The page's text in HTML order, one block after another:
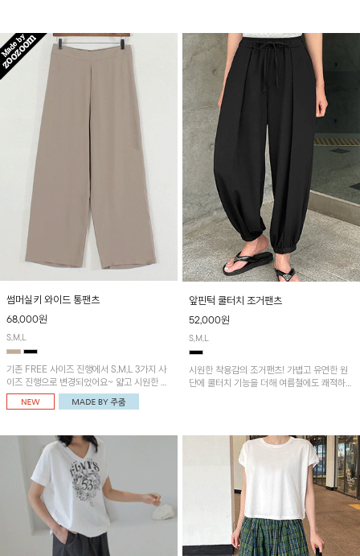
썸머실키 와이드 통팬츠
68,000원
S,M,L
기존 FREE 사이즈 진행에서 S,M,L 3가지 사
이즈 진행으로 변경되었어요~ 얇고 시원한 원
단으로 제작된 와이드팬츠! 베이직한 디자인으
로 코디 활용도가 높은 아이템이에요~
앞핀턱 쿨터치 조거팬츠
52,000원
S,M,L
시원한 착용감의 조거팬츠! 가볍고 유연한 원
단에 쿨터치 기능을 더해 여름철에도 쾌적하게